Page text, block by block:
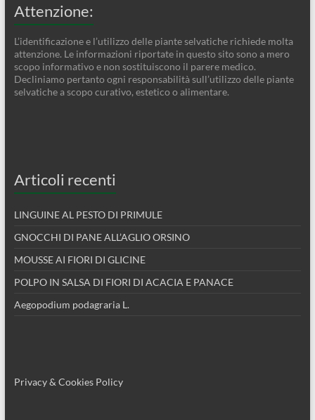
Attenzione:
L’identificazione e l’utilizzo delle piante selvatiche richiede molta
attenzione. Le informazioni riportate in questo sito sono a mero
scopo informativo e non sostituiscono il parere medico.
Decliniamo pertanto ogni responsabilità sull’utilizzo delle piante
selvatiche a scopo curativo, estetico o alimentare.
Articoli recenti
LINGUINE AL PESTO DI PRIMULE
GNOCCHI DI PANE ALL’AGLIO ORSINO
MOUSSE AI FIORI DI GLICINE
POLPO IN SALSA DI FIORI DI ACACIA E PANACE
Aegopodium podagraria L.
Privacy & Cookies Policy